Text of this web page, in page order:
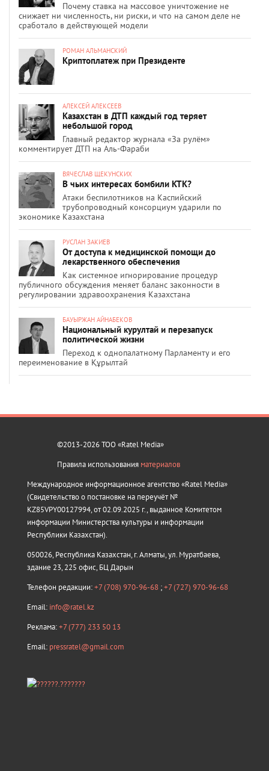
Почему ставка на массовое уничтожение не
снижает ни численность, ни риски, и что на самом деле не
сработало в действующей модели
РОМАН АЛЬМАНСКИЙ
Криптоплатеж при Президенте
АЛЕКСЕЙ АЛЕКСЕЕВ
Казахстан в ДТП каждый год теряет
небольшой город
Главный редактор журнала «За рулём»
комментирует ДТП на Аль-Фараби
ВЯЧЕСЛАВ ЩЕКУНСКИХ
В чьих интересах бомбили КТК?
Атаки беспилотников на Каспийский
трубопроводный консорциум ударили по
экономике Казахстана
РУСЛАН ЗАКИЕВ
От доступа к медицинской помощи до
лекарственного обеспечения
Как системное игнорирование процедур
публичного обсуждения меняет баланс законности в
регулировании здравоохранения Казахстана
БАУЫРЖАН АЙНАБЕКОВ
Национальный курултай и перезапуск
политической жизни
Переход к однопалатному Парламенту и его
переименование в Құрылтай
©2013-2026 ТОО «Ratel Media»
Правила использования материалов
Международное информационное агентство «Ratel Media»
(Свидетельство о постановке на переучёт №
KZ85VPY00127994, от 02.09.2025 г., выданное Комитетом
информации Министерства культуры и информации
Республики Казахстан).
050026, Республика Казахстан, г. Алматы, ул. Муратбаева,
здание 23, 225 офис, БЦ Дарын
Телефон редакции:+7 (708) 970-96-68 ;+7 (727) 970-96-68
Email: info@ratel.kz
Реклама:+7 (777) 233 50 13
Email: pressratel@gmail.com